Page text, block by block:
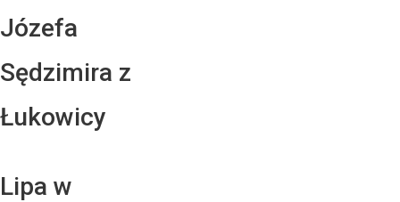
Józefa
Sędzimira z
Łukowicy
Lipa w